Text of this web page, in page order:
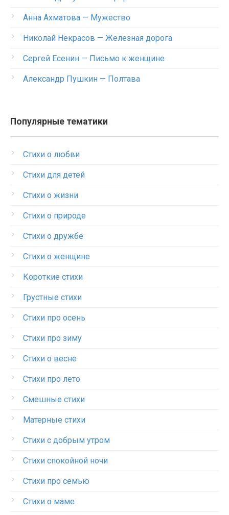
Анна Ахматова — Мужество
Николай Некрасов — Железная дорога
Сергей Есенин — Письмо к женщине
Александр Пушкин — Полтава
Популярные тематики
Стихи о любви
Стихи для детей
Стихи о жизни
Стихи о природе
Стихи о дружбе
Стихи о женщине
Короткие стихи
Грустные стихи
Стихи про осень
Стихи про зиму
Стихи о весне
Стихи про лето
Смешные стихи
Матерные стихи
Стихи с добрым утром
Стихи спокойной ночи
Стихи про семью
Стихи о маме